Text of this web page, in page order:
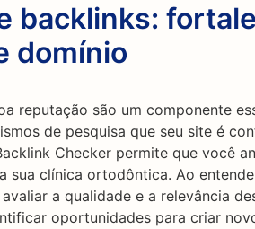
backlinks:
domínio
reputação são um componente
de pesquisa que seu site é
Checker permite que você
sua clínica ortodôntica. Ao
a qualidade e a relevância
oportunidades para criar